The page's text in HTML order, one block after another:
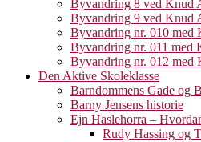
Byvandring 8 ved Knud
Byvandring 9 ved Knud
Byvandring nr. 010 med
Byvandring nr. 011 med
Byvandring nr. 012 med
Den Aktive Skoleklasse
Barndommens Gade og
Barny Jensens historie
Ejn Haslehorra –
Rudy Hassing og